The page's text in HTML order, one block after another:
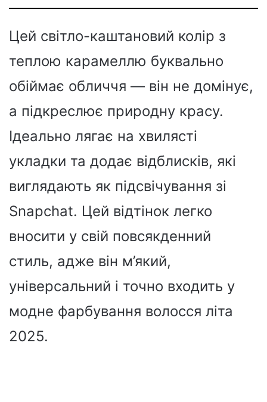
Цей світло-каштановий колір з
теплою карамеллю буквально
обіймає обличчя — він не домінує,
а підкреслює природну красу.
Ідеально лягає на хвилясті
укладки та додає відблисків, які
виглядають як підсвічування зі
Snapchat. Цей відтінок легко
вносити у свій повсякденний
стиль, адже він м’який,
універсальний і точно входить у
модне фарбування волосся літа
2025.